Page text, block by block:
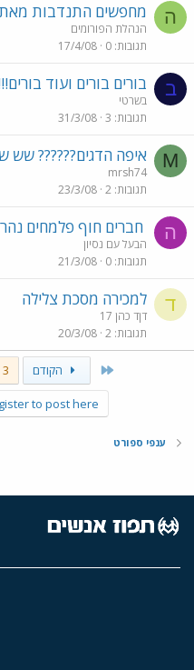
ה מחפשים התנדבות
הנהלת הפורומים
תגובות 0
17/4/08
ב בורים בורים ועוד
בשרטי
תגובות 3
31/3/08
M איפה הדגים?????? שש
mrsh74
תגובות 2
23/3/08
ה חברים חוף פלמחים
הבעל עם נסיון
תגובות 0
21/3/08
ד למכירה מסכת צלילה
דןד כהן 17
תגובות 2
20/3/08
הקודם 3 of 71
to post here.
ענפי ספורט